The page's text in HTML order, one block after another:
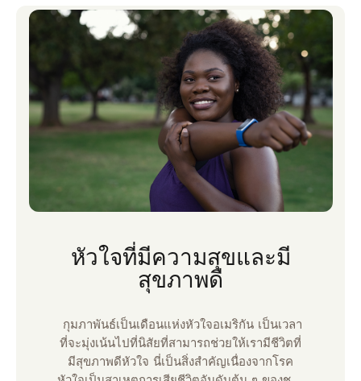
ในฐานะแม่และนักกําหนดอาหารกระดาษของ
เธอทําให้ฉันยิ้มได้
หัวใจที่มีความสุขและมี
สุขภาพดี
กุมภาพันธ์เป็นเดือนแห่งหัวใจอเมริกัน เป็นเวลา
ที่จะมุ่งเน้นไปที่นิสัยที่สามารถช่วยให้เรามีชีวิตที่
มีสุขภาพดีหัวใจ นี่เป็นสิ่งสําคัญเนื่องจากโรค